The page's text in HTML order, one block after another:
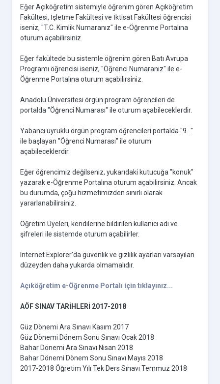
Eğer Açıköğretim sistemiyle öğrenim gören Açıköğretim
Fakültesi, İşletme Fakültesi ve İktisat Fakültesi öğrencisi
iseniz, "T.C. Kimlik Numaranız" ile e-Öğrenme Portalına
oturum açabilirsiniz.
Eğer fakültede bu sistemle öğrenim gören Batı Avrupa
Programı öğrencisi iseniz, "Öğrenci Numaranız" ile e-
Öğrenme Portalına oturum açabilirsiniz.
Anadolu Üniversitesi örgün program öğrencileri de
portalda "Öğrenci Numarası" ile oturum açabileceklerdir.
Yabancı uyruklu örgün program öğrencileri portalda "9..."
ile başlayan "Öğrenci Numarası" ile oturum
açabileceklerdir.
Eğer öğrencimiz değilseniz, yukarıdaki kutucuğa "konuk"
yazarak e-Öğrenme Portalına oturum açabilirsiniz. Ancak
bu durumda, çoğu hizmetimizden sınırlı olarak
yararlanabilirsiniz.
Öğretim Üyeleri, kendilerine bildirilen kullanıcı adı ve
şifreleri ile sistemde oturum açabilirler.
Internet Explorer'da güvenlik ve gizlilik ayarları varsayılan
düzeyden daha yukarda olmamalıdır.
Açıköğretim e-Öğrenme Portalı için tıklayınız...
AÖF SINAV TARİHLERİ 2017-2018
Güz Dönemi Ara Sınavı Kasım 2017
Güz Dönemi Dönem Sonu Sınavı Ocak 2018
Bahar Dönemi Ara Sınavı Nisan 2018
Bahar Dönemi Dönem Sonu Sınavı Mayıs 2018
2017-2018 Öğretim Yılı Tek Ders Sınavı Temmuz 2018